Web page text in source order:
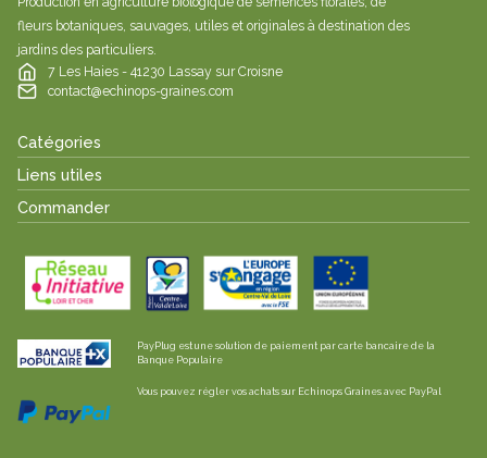
fleurs botaniques, sauvages, utiles et originales à destination des
jardins des particuliers.
7 Les Haies - 41230 Lassay sur Croisne
contact@echinops-graines.com
Catégories
Liens utiles
Commander
PayPlug est une solution de paiement par carte bancaire de la
Banque Populaire
Vous pouvez régler vos achats sur Echinops Graines avec PayPal